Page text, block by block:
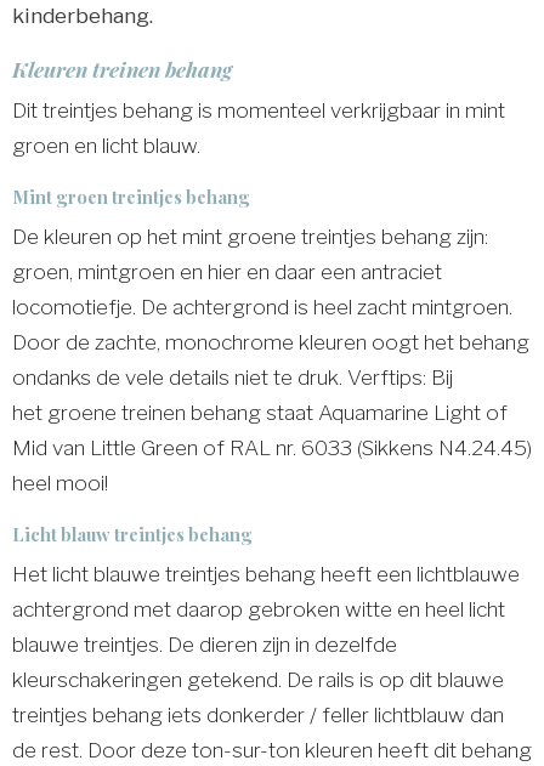
kinderbehang.
Kleuren treinen behang
Dit treintjes behang is momenteel verkrijgbaar in mint
groen en licht blauw.
Mint groen treintjes behang
De kleuren op het mint groene treintjes behang zijn:
groen, mintgroen en hier en daar een antraciet
locomotiefje. De achtergrond is heel zacht mintgroen.
Door de zachte, monochrome kleuren oogt het behang
ondanks de vele details niet te druk. Verftips: Bij
het groene treinen behang staat Aquamarine Light of
Mid van Little Green of RAL nr. 6033 (Sikkens N4.24.45)
heel mooi!
Licht blauw treintjes behang
Het licht blauwe treintjes behang heeft een lichtblauwe
achtergrond met daarop gebroken witte en heel licht
blauwe treintjes. De dieren zijn in dezelfde
kleurschakeringen getekend. De rails is op dit blauwe
treintjes behang iets donkerder / feller lichtblauw dan
de rest. Door deze ton-sur-ton kleuren heeft dit behang